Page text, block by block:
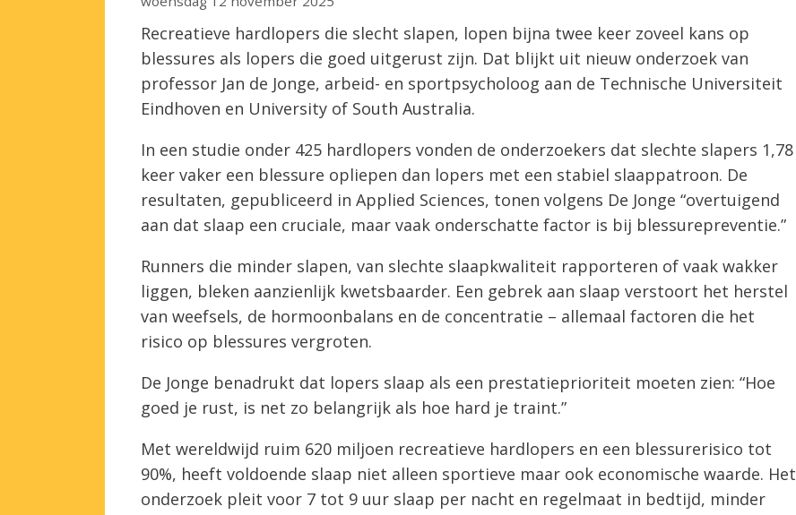
Recreatieve hardlopers die slecht slapen, lopen bijna twee keer zoveel kans op
blessures als lopers die goed uitgerust zijn. Dat blijkt uit nieuw onderzoek van
professor Jan de Jonge, arbeid- en sportpsycholoog aan de Technische Universiteit
Eindhoven en University of South Australia.
In een studie onder 425 hardlopers vonden de onderzoekers dat slechte slapers 1,78
keer vaker een blessure opliepen dan lopers met een stabiel slaappatroon. De
resultaten, gepubliceerd in Applied Sciences, tonen volgens De Jonge “overtuigend
aan dat slaap een cruciale, maar vaak onderschatte factor is bij blessurepreventie.”
Runners die minder slapen, van slechte slaapkwaliteit rapporteren of vaak wakker
liggen, bleken aanzienlijk kwetsbaarder. Een gebrek aan slaap verstoort het herstel
van weefsels, de hormoonbalans en de concentratie – allemaal factoren die het
risico op blessures vergroten.
De Jonge benadrukt dat lopers slaap als een prestatieprioriteit moeten zien: “Hoe
goed je rust, is net zo belangrijk als hoe hard je traint.”
Met wereldwijd ruim 620 miljoen recreatieve hardlopers en een blessurerisico tot
90%, heeft voldoende slaap niet alleen sportieve maar ook economische waarde. Het
onderzoek pleit voor 7 tot 9 uur slaap per nacht en regelmaat in bedtijd, minder